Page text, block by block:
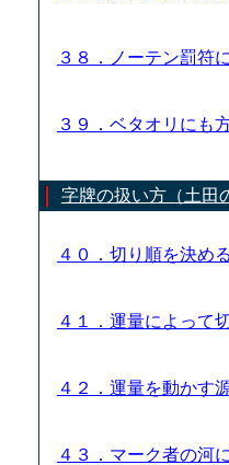
３８．ノーテン罰符
３９．ベタオリにも
字牌の扱い方（土田
４０．切り順を決め
４１．運量によって
４２．運量を動かす
４３．マーク者の河